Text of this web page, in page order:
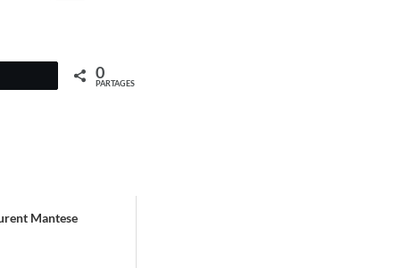
0
PARTAGES
Mantese